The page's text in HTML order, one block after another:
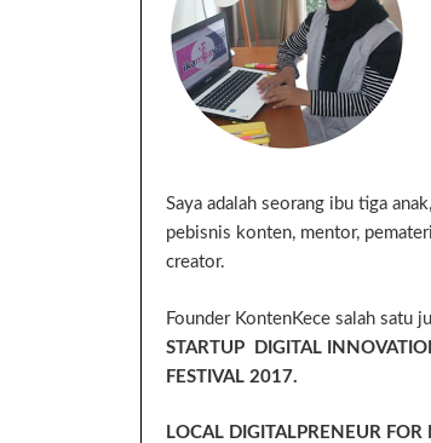
Saya adalah seorang ibu tiga
pebisnis konten, mentor,
creator.
Founder KontenKece salah satu
STARTUP DIGITAL
FESTIVAL 2017.
LOCAL DIGITALPRENEUR